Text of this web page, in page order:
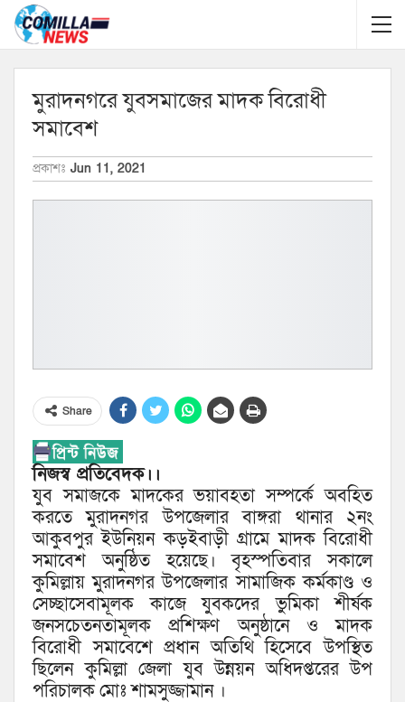
মুরাদনগরে যুবসমাজের মাদক বিরোধী
সমাবেশ
প্রকাশঃ Jun 11, 2021
Share
নিজস্ব প্রতিবেদক।।
যুব সমাজকে মাদকের ভয়াবহতা সম্পর্কে অবহিত
করতে মুরাদনগর উপজেলার বাঙ্গরা থানার ২নং
আকুবপুর ইউনিয়ন কড়ইবাড়ী গ্রামে মাদক বিরোধী
সমাবেশ অনুষ্ঠিত হয়েছে। বৃহস্পতিবার সকালে
কুমিল্লায় মুরাদনগর উপজেলার সামাজিক কর্মকাণ্ড ও
সেচ্ছাসেবামূলক কাজে যুবকদের ভুমিকা শীর্ষক
জনসচেতনতামূলক প্রশিক্ষণ অনুষ্ঠানে ও মাদক
বিরোধী সমাবেশে প্রধান অতিথি হিসেবে উপস্থিত
ছিলেন কুমিল্লা জেলা যুব উন্নয়ন অধিদপ্তরের উপ
পরিচালক মোঃ শামসুজ্জামান ।